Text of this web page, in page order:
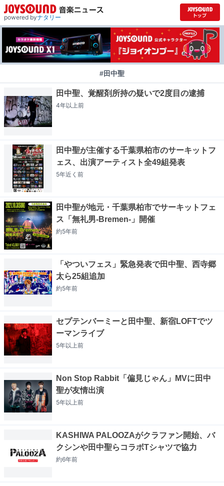
powered byナタリー
#田中聖
田中聖、覚醒剤所持の疑いで2度目の逮捕
4年以上前
田中聖が主催する千葉県柏市のサーキットフ
ェス、出演アーティスト全49組発表
5年近く 前
田中聖が地元・千葉県柏市でサーキットフェ
ス「無礼男-Bremen-」開催
約5年前
「やついフェス」緊急発表で田中聖、西寺郷
太ら25組追加
約5年前
セプテンバーミーと田中聖、新宿LOFTでツ
ーマンライブ
5年以上前
Non Stop Rabbit「偏見じゃん」MVに田中
聖が友情出演
5年以上前
KASHIWA PALOOZAがクラファン開始、バ
クシンや田中聖らコラボTシャツで協力
約6年前